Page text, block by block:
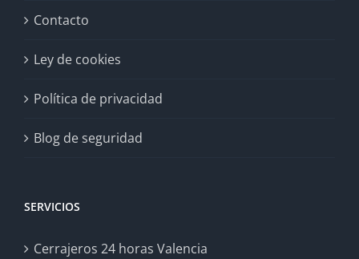
Contacto
Ley de cookies
Política de privacidad
Blog de seguridad
SERVICIOS
Cerrajeros 24 horas Valencia